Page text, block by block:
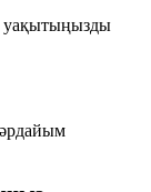
уақытыңызды
әрдайым